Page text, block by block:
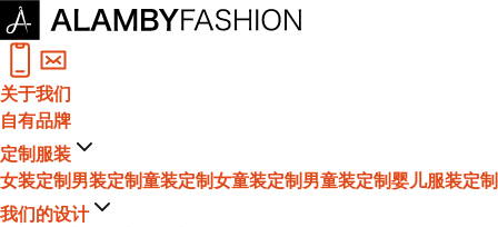
关于我们
自有品牌
定制服装
女装定制男装定制童装定制女童装定制男童装定制婴儿服装定制
我们的设计